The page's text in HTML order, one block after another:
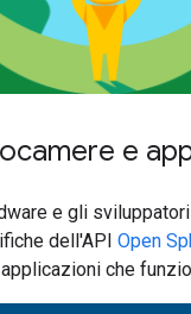
e
e gli
dell'API Open
che